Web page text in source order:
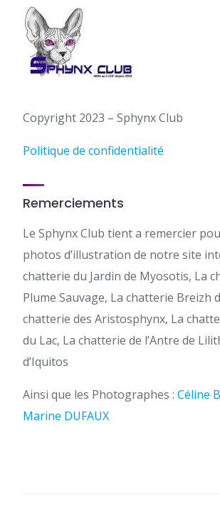
Copyright 2023 – Sphynx Club
Politique de confidentialité
Remerciements
Le Sphynx Club tient a remercier
photos d’illustration de notre site
chatterie du Jardin de Myosotis, La
Plume Sauvage, La chatterie Breizh
chatterie des Aristosphynx, La
du Lac, La chatterie de l’Antre de
d’Iquitos
Ainsi que les Photographes : Céline
Marine DUFAUX